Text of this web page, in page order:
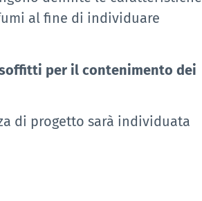
al fine di individuare
per il contenimento dei
di progetto sarà individuata